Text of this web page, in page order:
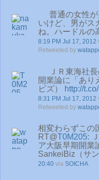
普通の女性
いけど、男がス
ね。ハードルの
8:19 PM Jul 17, 2012
Retweeted by
ＪＲ東海社
開業論に「あり
ビズ）
http://
8:31 PM Jul 17, 2012
Retweeted by
相変わらずこの
RT@T0M205:
ア大阪早期開業
SankeiBiz（サ
20:40 via SOICHA